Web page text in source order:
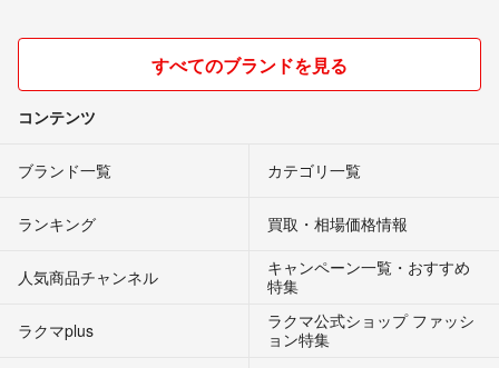
すべてのブランドを見る
コンテンツ
ブランド一覧 カテゴリ一覧
ランキング 買取・相場価格情報
人気商品チャンネル
キャンペーン一覧・おすすめ
特集
ラクマplus
ラクマ公式ショップ ファッシ
ョン特集